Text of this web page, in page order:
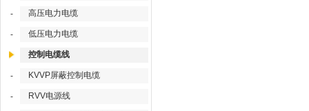
- 高压电力电缆
- 低压电力电缆
控制电缆线
- KVVP屏蔽控制电缆
- RVV电源线